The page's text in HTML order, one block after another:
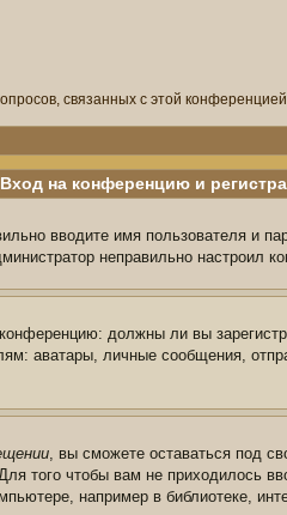
связанных с этой
Вход на конференцию и
вводите имя пользователя и
неправильно настроил
должны ли вы
аватары, личные сообщения,
, вы сможете оставаться под
того чтобы вам не приходилось
например в библиотеке,